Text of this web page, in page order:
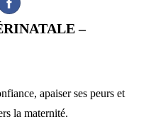
–
apaiser ses peurs et
la maternité.